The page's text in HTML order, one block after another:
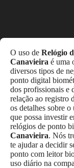
O uso de Relógio
Canavieira é uma
diversos tipos de
ponto digital
dos profissionais e
relação ao registro
os detalhes sobre
que possa investir
relógios de ponto
Canavieira. Nós
te ajudar a decidir
ponto com leitor
uso diário na